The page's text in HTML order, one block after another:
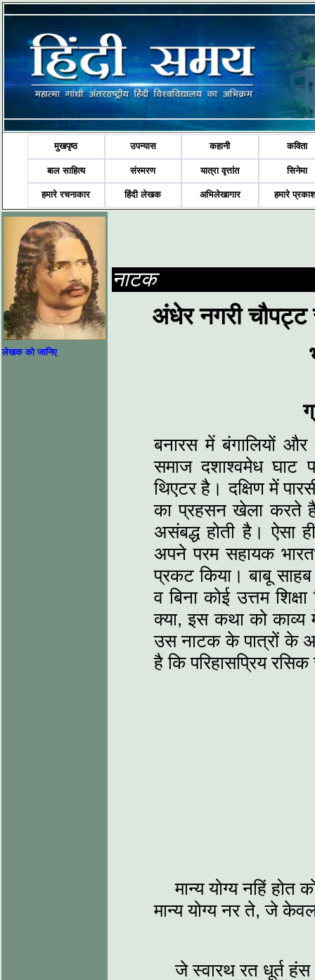
मुखपृष्ठ उपन्यास कहानी कविता
बाल साहित्य संस्मरण यात्रा वृत्तांत सिनेमा
हमारे रचनाकार हिंदी लेखक अभिलेखागार हमारे
लेखक को जानिए
नाटक
अंधेर नगरी
बनारस में बंगालियों और
समाज दशाश्वमेध घाट
थिएटर है। दक्षिण में
का प्रहसन खेला करते
असंबद्ध होती है। ऐसा
अपने परम सहायक
प्रकट किया। बाबू
व बिना कोई उत्तम
क्या, इस कथा को काव्य
उस नाटक के पात्रों के
है कि परिहासप्रिय
मान्य योग्य नहिं होत
मान्य योग्य नर ते, जे
जे स्वारथ रत धूर्त